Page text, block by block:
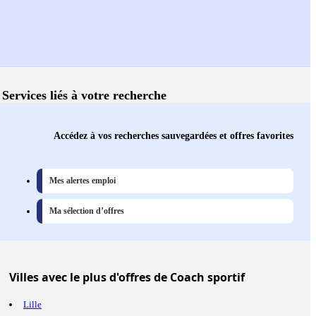
Services liés à votre recherche
Accédez à vos recherches sauvegardées et offres favorites
Mes alertes emploi
Ma sélection d’offres
Villesavec le plus d'offres de Coach sportif
Lille